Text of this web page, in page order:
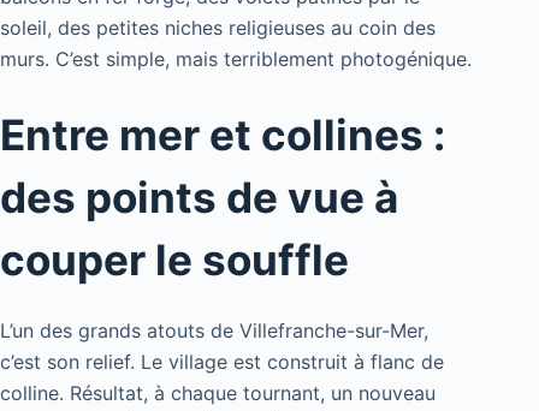
soleil, des petites niches religieuses au coin des
murs. C’est simple, mais terriblement photogénique.
Entre mer et collines :
des points de vue à
couper le souffle
L’un des grands atouts de Villefranche-sur-Mer,
c’est son relief. Le village est construit à flanc de
colline. Résultat, à chaque tournant, un nouveau